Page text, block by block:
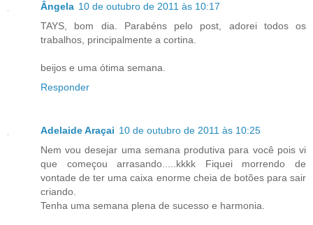
Ângela 10 de outubro de 2011 às 10:17
TAYS, bom dia. Parabéns pelo post, adorei todos os
trabalhos, principalmente a cortina.
beijos e uma ótima semana.
Responder
Adelaide Araçai 10 de outubro de 2011 às 10:25
Nem vou desejar uma semana produtiva para você pois vi
que começou arrasando.....kkkk Fiquei morrendo de
vontade de ter uma caixa enorme cheia de botões para sair
criando.
Tenha uma semana plena de sucesso e harmonia.